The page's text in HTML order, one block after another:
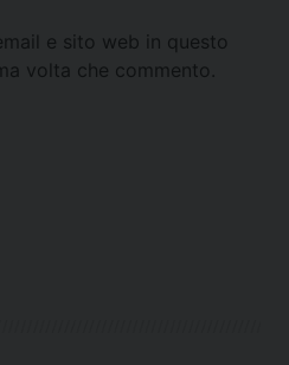
e sito web in questo
volta che commento.